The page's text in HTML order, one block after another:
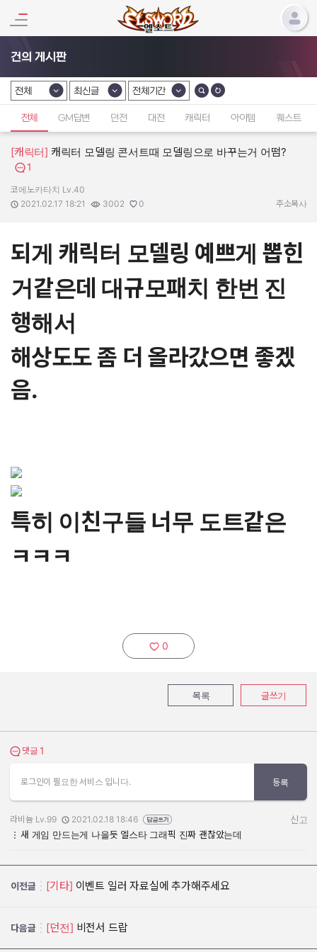
건의 게시판
카테고리 선택
전체
카테고리 선택
최신글
카테고리 선택
전체기간
전체 GM답변 던전 대전 캐릭터 아이템 퀘스트
[캐릭터] 캐릭터 모델링 콘서트때 모델링으로 바꾸는거 어떰?
1
작성자:
코에노카타치 Lv.40
작성일:
2021.02.17 18:21
조회수:
3002
추천수:
0 주소복사
되게 캐릭터 모델링 예쁘게 뽑힌
거같은데 대규모패치 한번 진
행해서
해상도도 좀 더 올라갔으면 좋겠
음.
특히 이친구들 너무 도트같은
ㅋㅋㅋ
추천하기:
0
목록 글쓰기
댓글 보기
댓글 1
로그인이 필요한 서비스 입니다. 등록
작성자:
라비늄 Lv.99
작성일:
2021.02.18 18:46
신고
새 게임 만드는게 나을듯 엘스타 그래픽 진짜 괜찮았는데
이전글 [기타] 이벤트 일러 자료실에 추가해주세요
다음글 [던전] 비전서 드랍